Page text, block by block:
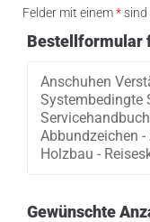
Felder mit einem*sind
Bestellformular
Gewünschte